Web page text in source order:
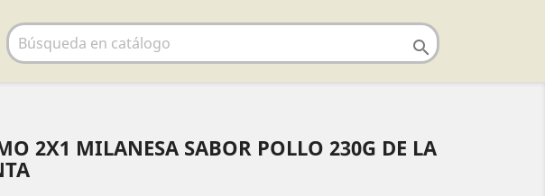

2X1 MILANESA SABOR POLLO 230G DE LA